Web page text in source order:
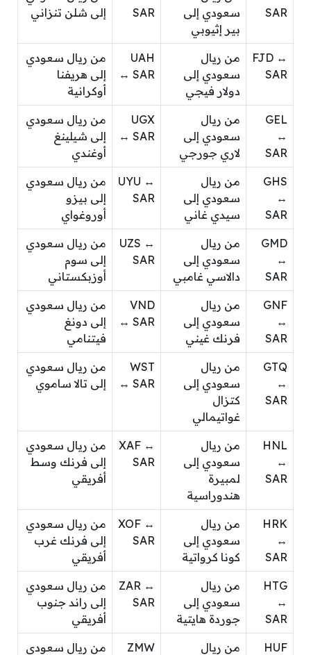
SAR
سعودي إلى
بير إثيوبي
SAR
إلى شلن تنزاني
FJD ↔
SAR
من ريال
سعودي إلى
دولار فيجي
UAH
↔ SAR
من ريال سعودي
إلى هريفنا
أوكرانية
GEL
↔
SAR
من ريال
سعودي إلى
لاري جورجي
UGX
↔ SAR
من ريال سعودي
إلى شيلينغ
أوغندي
GHS
↔
SAR
من ريال
سعودي إلى
سيدي غاني
UYU ↔
SAR
من ريال سعودي
إلى بيزو
أوروغواي
GMD
↔
SAR
من ريال
سعودي إلى
دالاسي غامبي
UZS ↔
SAR
من ريال سعودي
إلى سوم
أوزبكستاني
GNF
↔
SAR
من ريال
سعودي إلى
فرنك غيني
VND
↔ SAR
من ريال سعودي
إلى دونغ
فيتنامي
GTQ
↔
SAR
من ريال
سعودي إلى
كتزال
غواتيمالي
WST
↔ SAR
من ريال سعودي
إلى تالا ساموي
HNL
↔
SAR
من ريال
سعودي إلى
لمبيرة
هندوراسية
XAF ↔
SAR
من ريال سعودي
إلى فرنك وسط
أفريقي
HRK
↔
SAR
من ريال
سعودي إلى
كونا كرواتية
XOF ↔
SAR
من ريال سعودي
إلى فرنك غرب
أفريقي
HTG
↔
SAR
من ريال
سعودي إلى
جوردة هايتية
ZAR ↔
SAR
من ريال سعودي
إلى راند جنوب
أفريقي
HUF
من ريال
ZMW
من ريال سعودي